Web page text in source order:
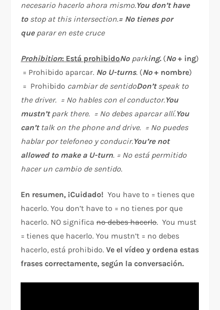
necesario hacerlo ahora mismo.You don’t have
to stop at this intersection.= No tienes por
que parar en este cruce
Prohibition: Está prohibidoNo parking. (No+ ing)
= Prohibido aparcar. No U-turns. (No+ nombre)
= Prohibido cambiar de sentidoDon’tspeak to
the driver. = No hables con el conductor.You
mustn’tpark there. = No debes aparcar allí.You
can’t talk on the phone and drive. = No puedes
hablar por telefoneo y conducir.You’re not
allowed to make a U-turn. = No está permitido
hacer un cambio de sentido.
En resumen, ¡Cuidado! You have to = tienes que
hacerlo. You don’t have to = no tienes por que
hacerlo. NO significano debes hacerlo. You must
= tienes que hacerlo. You mustn’t = no debes
hacerlo, está prohibido.Ve el vídeo y ordena estas
frases correctamente, según la conversación.